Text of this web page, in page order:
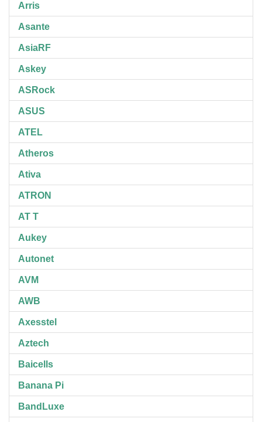
Arris
Asante
AsiaRF
Askey
ASRock
ASUS
ATEL
Atheros
Ativa
ATRON
AT T
Aukey
Autonet
AVM
AWB
Axesstel
Aztech
Baicells
Banana Pi
BandLuxe